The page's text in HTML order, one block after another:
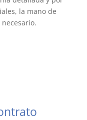
la mano de